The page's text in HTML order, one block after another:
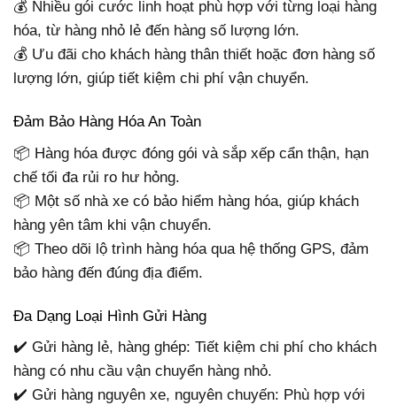
💰 Nhiều gói cước linh hoạt phù hợp với từng loại hàng
hóa, từ hàng nhỏ lẻ đến hàng số lượng lớn.
💰 Ưu đãi cho khách hàng thân thiết hoặc đơn hàng số
lượng lớn, giúp tiết kiệm chi phí vận chuyển.
Đảm Bảo Hàng Hóa An Toàn
📦 Hàng hóa được đóng gói và sắp xếp cẩn thận, hạn
chế tối đa rủi ro hư hỏng.
📦 Một số nhà xe có bảo hiểm hàng hóa, giúp khách
hàng yên tâm khi vận chuyển.
📦 Theo dõi lộ trình hàng hóa qua hệ thống GPS, đảm
bảo hàng đến đúng địa điểm.
Đa Dạng Loại Hình Gửi Hàng
✔️ Gửi hàng lẻ, hàng ghép: Tiết kiệm chi phí cho khách
hàng có nhu cầu vận chuyển hàng nhỏ.
✔️ Gửi hàng nguyên xe, nguyên chuyến: Phù hợp với